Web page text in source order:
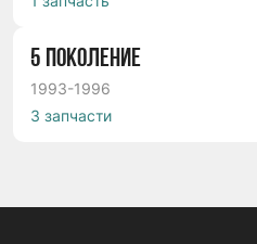
5 ПОКОЛЕНИЕ
1993-1996
3 запчасти